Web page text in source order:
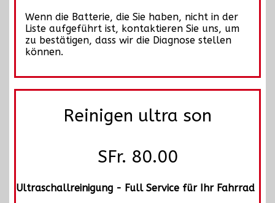
Wenn die Batterie, die Sie haben, nicht in der
Liste aufgeführt ist, kontaktieren Sie uns, um
zu bestätigen, dass wir die Diagnose stellen
können.
Reinigen ultra son
SFr. 80.00
Ultraschallreinigung - Full Service für Ihr Fahrrad